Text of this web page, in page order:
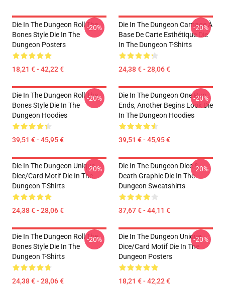
Die In The Dungeon Roll The
Bones Style Die In The
Dungeon Posters
18,21 € - 42,22 €
-20%
Die In The Dungeon Carnage À
Base De Carte Esthétique Die
In The Dungeon T-Shirts
24,38 € - 28,06 €
-20%
Die In The Dungeon Roll The
Bones Style Die In The
Dungeon Hoodies
39,51 € - 45,95 €
-20%
Die In The Dungeon One Run
Ends, Another Begins Look Die
In The Dungeon Hoodies
39,51 € - 45,95 €
-20%
Die In The Dungeon Unique
Dice/Card Motif Die In The
Dungeon T-Shirts
24,38 € - 28,06 €
-20%
Die In The Dungeon Dice &
Death Graphic Die In The
Dungeon Sweatshirts
37,67 € - 44,11 €
-20%
Die In The Dungeon Roll The
Bones Style Die In The
Dungeon T-Shirts
24,38 € - 28,06 €
-20%
Die In The Dungeon Unique
Dice/Card Motif Die In The
Dungeon Posters
18,21 € - 42,22 €
-20%